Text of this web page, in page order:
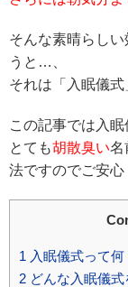
そんな素晴らし
うと…、
それは「入眠儀式
この記事では入
とても胡散臭い名
法ですのでご安心
1 入眠儀式って何
2 どんな入眠儀